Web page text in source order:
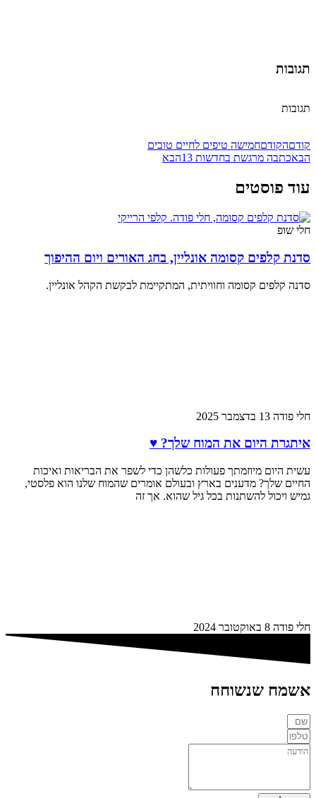
תגובות
תגובות
קודםהקודםחמישה טיפים לחיים טובים
הבאכתבה מרגשת בחדשות 13 הבא
עוד פוסטים
חלי שופ
סדנת קלפים קסומה אונליין, בחג האורים ויום ההיפוך
סדנה קלפים קסומה וחוויתית, המתקיימת לבקשת הקהל אונליין.
חלי פודה 13 בדצמבר 2025
איתגרת היום את המוח שלך? ♥
עשית היום מיוזמתך פעולות כלשהן כדי לשפר את הבריאות ואיכות
החיים שלך? מדענים בארץ ובעולם אומרים שהמוח שלנו הוא פלסטי,
גמיש ויכול להשתנות בכל גיל שהוא. אך זה
חלי פודה 8 באוקטובר 2024
אשמח שנשוחח